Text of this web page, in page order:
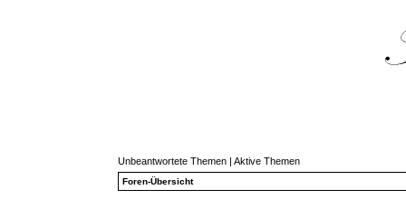
Unbeantwortete Themen | Aktive Themen
Foren-Übersicht